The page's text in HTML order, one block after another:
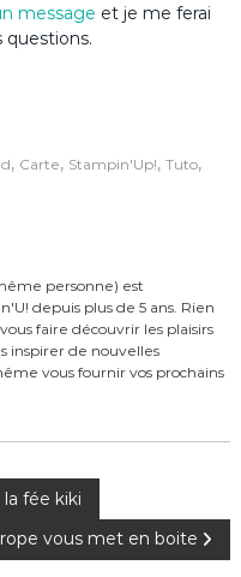
message et je me ferai
questions.
, Carte, Stampin'Up!, Tuto,
personne) est
depuis plus de 5 ans. Rien
faire découvrir les plaisirs
inspirer de nouvelles
vous fournir vos prochains
fée kiki
vous met en boite